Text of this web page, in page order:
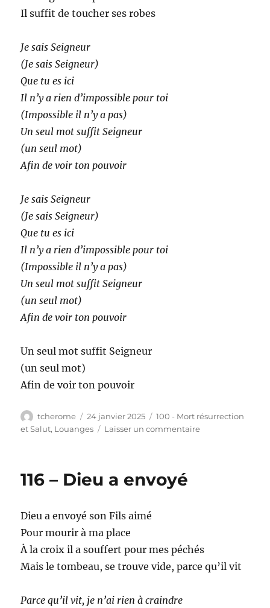
Il suffit de toucher ses robes
Je sais Seigneur
(Je sais Seigneur)
Que tu es ici
Il n’y a rien d’impossible pour toi
(Impossible il n’y a pas)
Un seul mot suffit Seigneur
(un seul mot)
Afin de voir ton pouvoir
Je sais Seigneur
(Je sais Seigneur)
Que tu es ici
Il n’y a rien d’impossible pour toi
(Impossible il n’y a pas)
Un seul mot suffit Seigneur
(un seul mot)
Afin de voir ton pouvoir
Un seul mot suffit Seigneur
(un seul mot)
Afin de voir ton pouvoir
Auteur
tcherome
Publié
le
24 janvier 2025 Catégories
100 - Mort résurrection
et Salut, Louanges Laisser un commentairesur
116 – Dieu a envoyé
Dieu a envoyé son Fils aimé
Pour mourir à ma place
À la croix il a souffert pour mes péchés
Mais le tombeau, se trouve vide, parce qu’il vit
Parce qu’il vit, je n’ai rien à craindre